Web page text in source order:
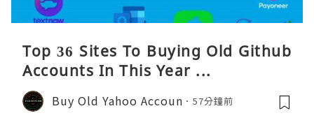
Top 36 Sites To Buying Old Github
Accounts In This Year ...
Buy Old Yahoo Accoun 57分鐘前